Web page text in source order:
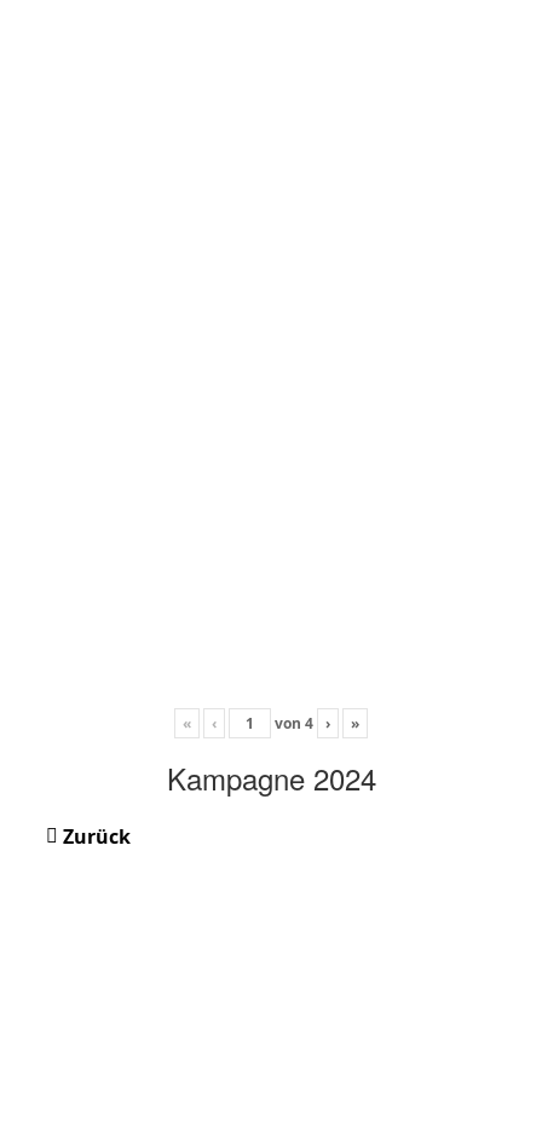
« ‹ von 4 › »
Kampagne 2024
Zurück